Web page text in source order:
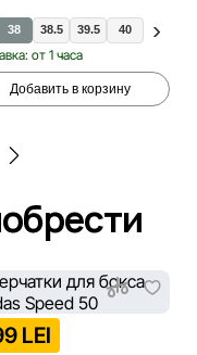
38 38.5 40.5
38 38.5 39.5 40 40.5
от 1 часа
Добавить в корзину
LEI